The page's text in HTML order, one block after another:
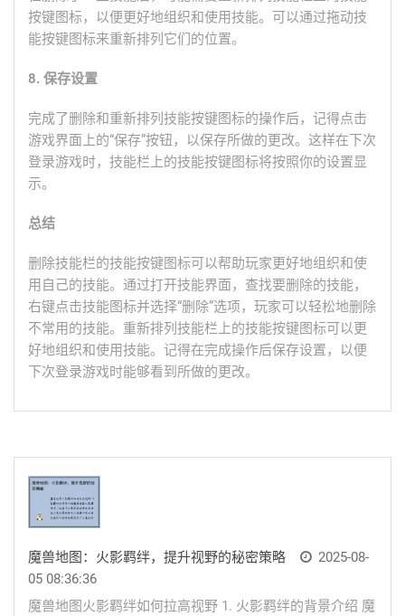
按键图标，以便更好地组织和使用技能。可以通过拖动技
能按键图标来重新排列它们的位置。
8. 保存设置
完成了删除和重新排列技能按键图标的操作后，记得点击
游戏界面上的“保存”按钮，以保存所做的更改。这样在下次
登录游戏时，技能栏上的技能按键图标将按照你的设置显
示。
总结
删除技能栏的技能按键图标可以帮助玩家更好地组织和使
用自己的技能。通过打开技能界面，查找要删除的技能，
右键点击技能图标并选择“删除”选项，玩家可以轻松地删除
不常用的技能。重新排列技能栏上的技能按键图标可以更
好地组织和使用技能。记得在完成操作后保存设置，以便
下次登录游戏时能够看到所做的更改。
魔兽地图：火影羁绊，提升视野的秘密策略
2025-08-
05 08:36:36
魔兽地图火影羁绊如何拉高视野 1. 火影羁绊的背景介绍 魔